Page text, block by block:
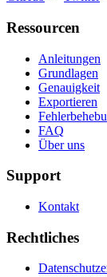
Ressourcen
Anleitungen
Grundlagen
Genauigkeit
Exportieren
FAQ
Über uns
Support
Kontakt
Rechtliches